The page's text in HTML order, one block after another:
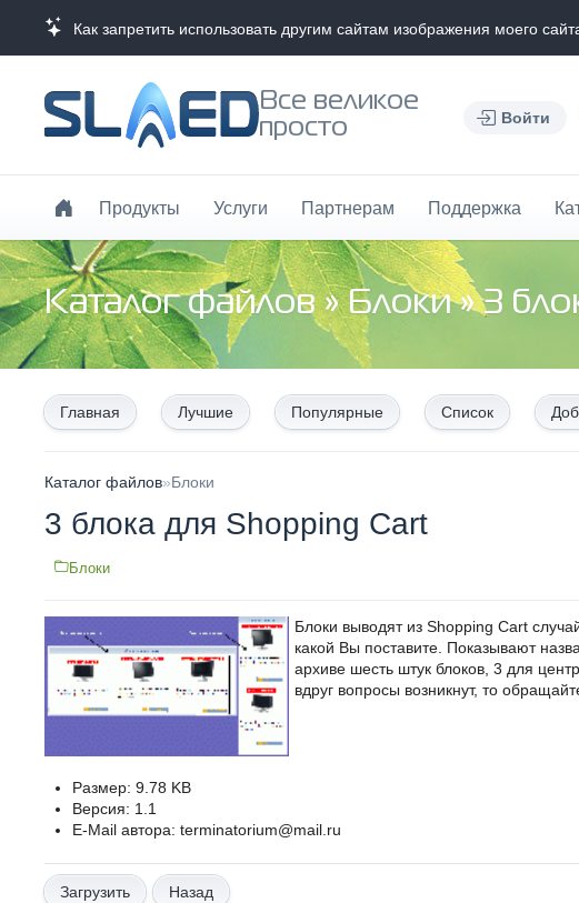
Как запретить использовать другим сайтам изображения моего
Все великое
просто
Войти
Продукты Услуги Партнерам Поддержка
Каталог файлов»Блоки» 3
Главная Лучшие Популярные Список
Каталог файлов»Блоки
3 блока для Shopping Cart
Блоки
Блоки выводят из Shopping Cart
какой Вы поставите. Показывают
архиве шесть штук блоков, 3 для
вдруг вопросы возникнут, то
Размер: 9.78 KB
Версия: 1.1
E-Mail автора: terminatorium@mail.ru
Назад